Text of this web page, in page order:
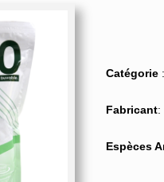
Catégorie
Fabricant:
Espèces